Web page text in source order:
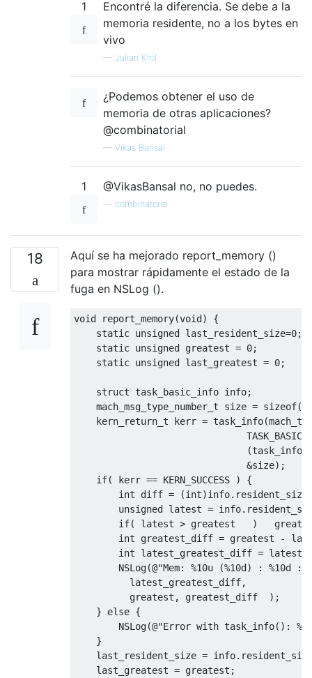
1
Encontré la diferencia. Se debe a la
memoria residente, no a los bytes en
vivo
— Julian Król
¿Podemos obtener el uso de
memoria de otras aplicaciones?
@combinatorial
— Vikas Bansal
1 @VikasBansal no, no puedes.
combinatoria
18
Aquí se ha mejorado report_memory ()
para mostrar rápidamente el estado de la
fuga en NSLog ().
void report_memory(void)
{
static unsigned last_resident_size=0;
static unsigned greatest = 0;
static unsigned last_greatest = 0;
struct task_basic_info info;
mach_msg_type_number_t size = sizeof(
kern_return_t kerr = task_info(
(
&size);
if( kerr == KERN_SUCCESS )
{
int diff = (int)info.
unsigned latest = info.
if( latest > greatest )
int greatest_diff = greatest -
int latest_greatest_diff = latest
NSLog(@"Mem: %10u (%10d) : %10d
          latest_greatest_diff
,
          greatest
, greatest_diff
);
}
else {
NSLog(@"Error with task_info():
}
    last_resident_size
= info.
    last_greatest
= greatest ;